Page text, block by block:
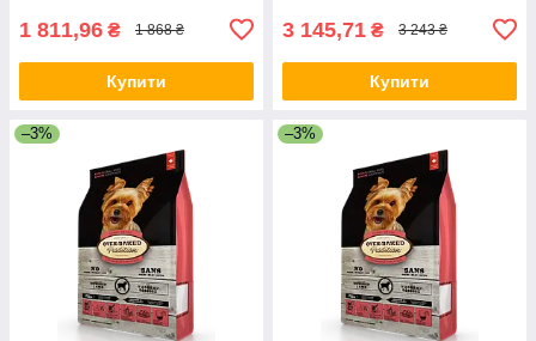
1 811,96 ₴ 1 868 ₴
Купити
3 145,71 ₴ 3 243 ₴
Купити
–3% –3%